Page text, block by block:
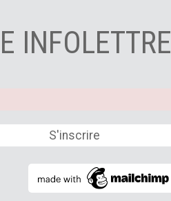
INFOLETTRE